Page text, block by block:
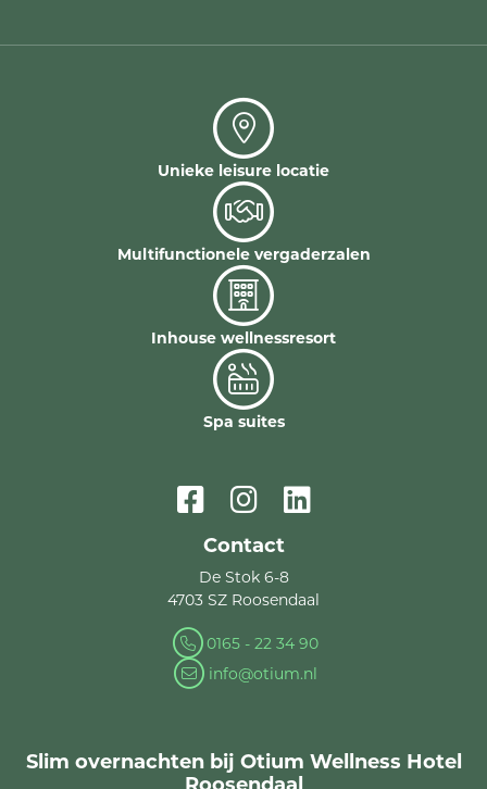
Unieke leisure locatie
Multifunctionele vergaderzalen
Inhouse wellnessresort
Spa suites
Contact
De Stok 6-8
4703 SZ Roosendaal
0165 - 22 34 90
info@otium.nl
Slim overnachten bij Otium Wellness Hotel
Roosendaal